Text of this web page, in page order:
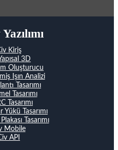
Kiriş
3D
Oluşturucu
Işın Analizi
Tasarımı
Tasarımı
Tasarımı
Yükü Tasarımı
Tasarımı
Mobile
API